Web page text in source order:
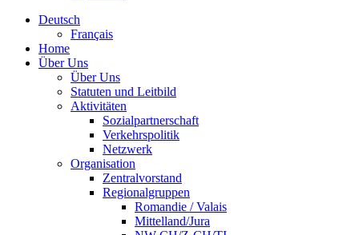
Deutsch
Français
Home
Über Uns
Über Uns
Statuten und Leitbild
Aktivitäten
Sozialpartnerschaft
Verkehrspolitik
Netzwerk
Organisation
Zentralvorstand
Regionalgruppen
Romandie / Valais
Mittelland/Jura